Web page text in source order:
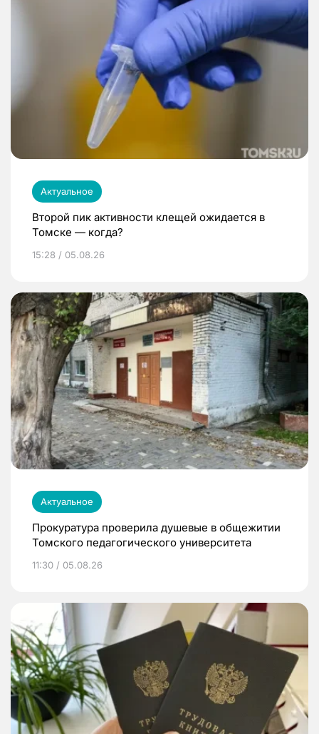
Актуальное
Второй пик активности клещей ожидается в
Томске — когда?
15:28 / 05.08.26
Актуальное
Прокуратура проверила душевые в общежитии
Томского педагогического университета
11:30 / 05.08.26